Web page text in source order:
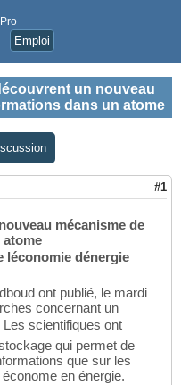
Emploi
un nouveau
dans un atome
#1
mécanisme de
dénergie
ont publié, le mardi
concernant un
Les scientifiques ont
qui permet de
que sur les
en énergie.